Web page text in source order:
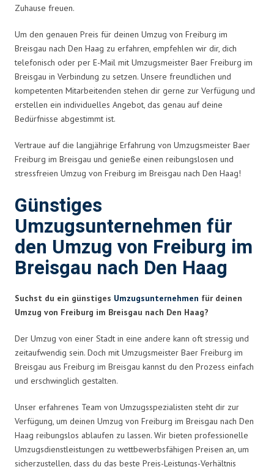
Zuhause freuen.
Um den genauen Preis für deinen Umzug von Freiburg im
Breisgau nach Den Haag zu erfahren, empfehlen wir dir, dich
telefonisch oder per E-Mail mit Umzugsmeister Baer Freiburg im
Breisgau in Verbindung zu setzen. Unsere freundlichen und
kompetenten Mitarbeitenden stehen dir gerne zur Verfügung und
erstellen ein individuelles Angebot, das genau auf deine
Bedürfnisse abgestimmt ist.
Vertraue auf die langjährige Erfahrung von Umzugsmeister Baer
Freiburg im Breisgau und genieße einen reibungslosen und
stressfreien Umzug von Freiburg im Breisgau nach Den Haag!
Günstiges
Umzugsunternehmen für
den Umzug von Freiburg im
Breisgau nach Den Haag
Suchst du ein günstiges Umzugsunternehmen für deinen
Umzug von Freiburg im Breisgau nach Den Haag?
Der Umzug von einer Stadt in eine andere kann oft stressig und
zeitaufwendig sein. Doch mit Umzugsmeister Baer Freiburg im
Breisgau aus Freiburg im Breisgau kannst du den Prozess einfach
und erschwinglich gestalten.
Unser erfahrenes Team von Umzugsspezialisten steht dir zur
Verfügung, um deinen Umzug von Freiburg im Breisgau nach Den
Haag reibungslos ablaufen zu lassen. Wir bieten professionelle
Umzugsdienstleistungen zu wettbewerbsfähigen Preisen an, um
sicherzustellen, dass du das beste Preis-Leistungs-Verhältnis